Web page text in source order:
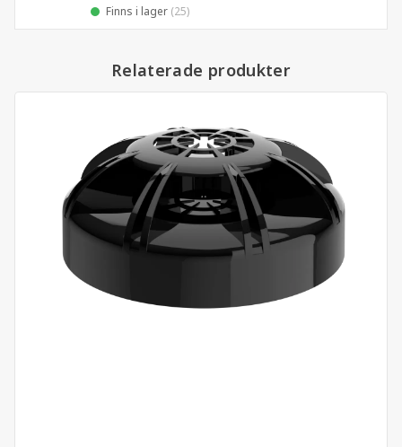
Finns i lager (25)
Relaterade produkter